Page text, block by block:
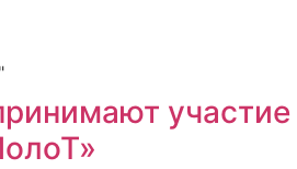
участие